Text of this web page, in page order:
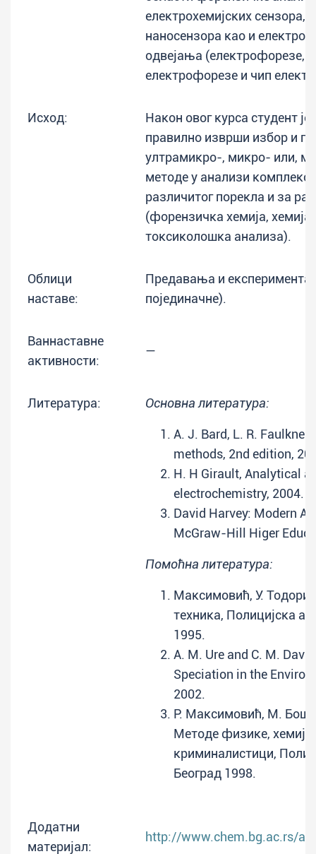
електрохемијских сензора,
наносензора као и
одвејања (електрофорезе,
електрофорезе и чип
Исход:
Након овог курса студент
правилно изврши избор и
ултрамикро-, микро- или,
методе у анализи
различитог порекла и за
(форензичка хемија,
токсиколошка анализа).
Облици
наставе:
Предавања и
појединачне).
Ваннаставне
активности:
—
Литература: Основна литература:
A. J. Bard, L. R.
methods, 2nd edition,
H. H Girault, Analytical
electrochemistry, 2004.
David Harvey: Modern
McGraw-Hill Higer
Помоћна литература:
Максимовић, У.
техника, Полицијска
1995.
A. M. Ure and C. M.
Speciation in the
2002.
Р. Максимовић, М.
Методе физике, хемије
криминалистици,
Београд 1998.
Додатни
материјал:
http://www.chem.bg.ac.rs/